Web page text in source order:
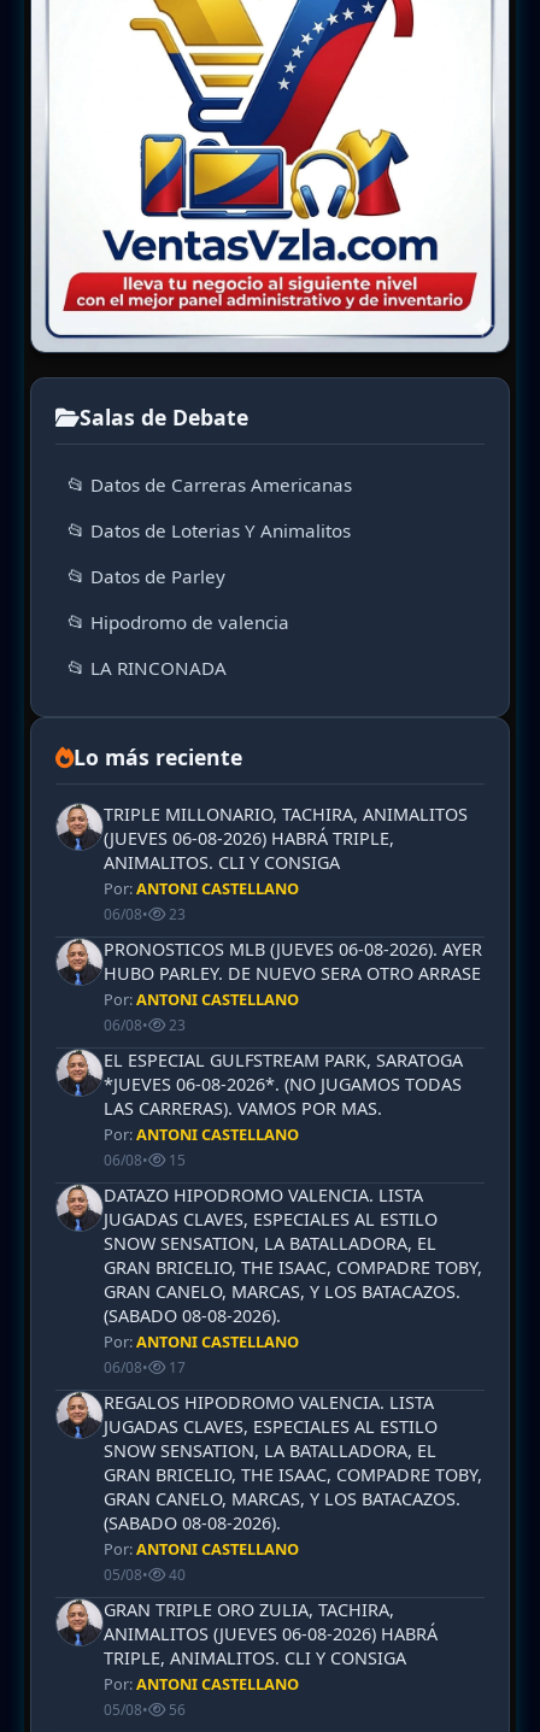
Salas de Debate
📂 Datos de Carreras Americanas
📂 Datos de Loterias Y Animalitos
📂 Datos de Parley
📂 Hipodromo de valencia
📂 LA RINCONADA
Lo más reciente
TRIPLE MILLONARIO, TACHIRA, ANIMALITOS
(JUEVES 06-08-2026) HABRÁ TRIPLE,
ANIMALITOS. CLI Y CONSIGA
Por:ANTONI CASTELLANO
06/08• 23
PRONOSTICOS MLB (JUEVES 06-08-2026). AYER
HUBO PARLEY. DE NUEVO SERA OTRO ARRASE
Por:ANTONI CASTELLANO
06/08• 23
EL ESPECIAL GULFSTREAM PARK, SARATOGA
*JUEVES 06-08-2026*. (NO JUGAMOS TODAS
LAS CARRERAS). VAMOS POR MAS.
Por:ANTONI CASTELLANO
06/08• 15
DATAZO HIPODROMO VALENCIA. LISTA
JUGADAS CLAVES, ESPECIALES AL ESTILO
SNOW SENSATION, LA BATALLADORA, EL
GRAN BRICELIO, THE ISAAC, COMPADRE TOBY,
GRAN CANELO, MARCAS, Y LOS BATACAZOS.
(SABADO 08-08-2026).
Por:ANTONI CASTELLANO
06/08• 17
REGALOS HIPODROMO VALENCIA. LISTA
JUGADAS CLAVES, ESPECIALES AL ESTILO
SNOW SENSATION, LA BATALLADORA, EL
GRAN BRICELIO, THE ISAAC, COMPADRE TOBY,
GRAN CANELO, MARCAS, Y LOS BATACAZOS.
(SABADO 08-08-2026).
Por:ANTONI CASTELLANO
05/08• 40
GRAN TRIPLE ORO ZULIA, TACHIRA,
ANIMALITOS (JUEVES 06-08-2026) HABRÁ
TRIPLE, ANIMALITOS. CLI Y CONSIGA
Por:ANTONI CASTELLANO
05/08• 56